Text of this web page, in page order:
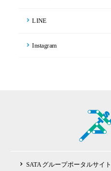
LINE
Instagram
SATA グループポータルサイト